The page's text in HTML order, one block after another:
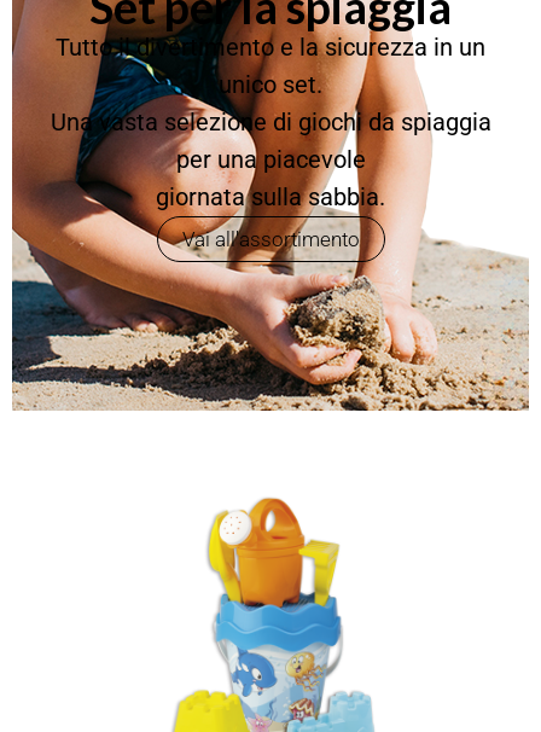
Tutto il divertimento e la sicurezza in un
unico set.
Una vasta selezione di giochi da spiaggia
per una piacevole
giornata sulla sabbia.
Vai all'assortimento